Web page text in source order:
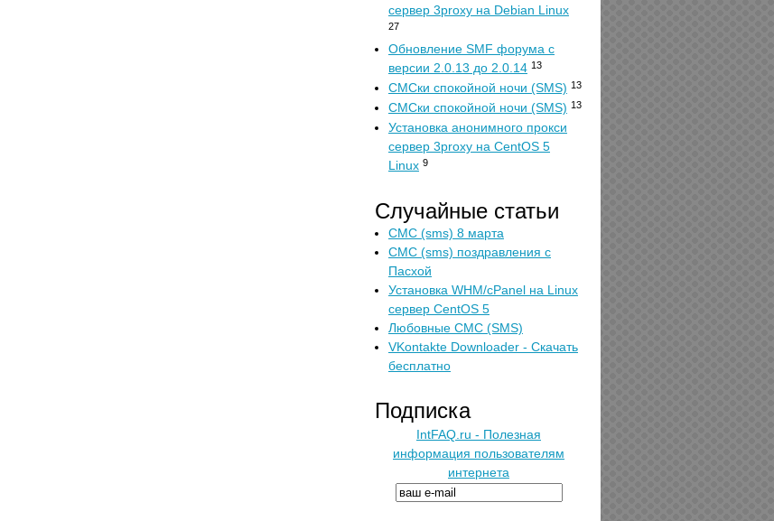
сервер 3proxy на Debian Linux
27
Обновление SMF форума с
версии 2.0.13 до 2.0.14 13
СМСки спокойной ночи (SMS) 13
СМСки спокойной ночи (SMS) 13
Установка анонимного прокси
сервер 3proxy на CentOS 5
Linux 9
Случайные статьи
СМС (sms) 8 марта
СМС (sms) поздравления с
Пасхой
Установка WHM/cPanel на Linux
сервер CentOS 5
Любовные СМС (SMS)
VKontakte Downloader - Скачать
бесплатно
Подписка
IntFAQ.ru - Полезная
информация пользователям
интернета